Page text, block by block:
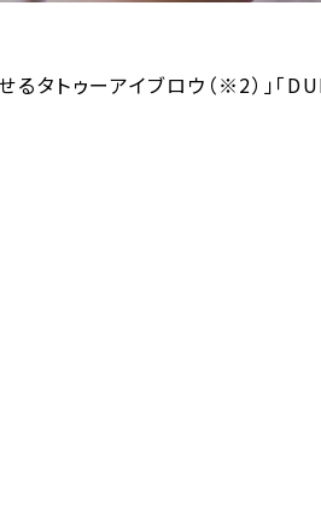
タトゥーアイブロウ（※2）」「